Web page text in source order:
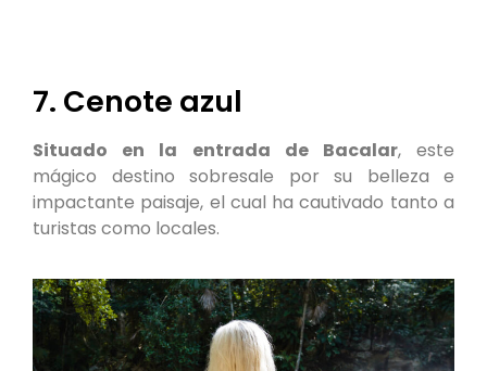
7. Cenote azul
Situado en la entrada de Bacalar, este
mágico destino sobresale por su belleza e
impactante paisaje, el cual ha cautivado tanto a
turistas como locales.